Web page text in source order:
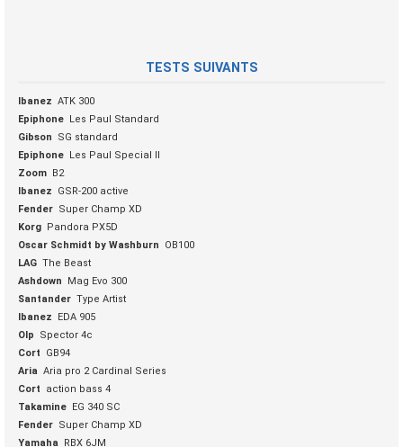
TESTS SUIVANTS
Ibanez ATK 300
Epiphone Les Paul Standard
Gibson
SG standard
Epiphone Les Paul Special II
Zoom B2
Ibanez
GSR-200 active
Fender Super Champ XD
Korg Pandora PX5D
Oscar Schmidt by Washburn
OB100
LAG The Beast
Ashdown
Mag Evo 300
Santander Type Artist
Ibanez
EDA 905
Olp
Spector 4c
Cort
GB94
Aria Aria pro 2 Cardinal Series
Cort
action bass 4
Takamine EG 340 SC
Fender Super Champ XD
Yamaha
RBX 6JM